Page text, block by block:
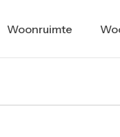
Woonruimte